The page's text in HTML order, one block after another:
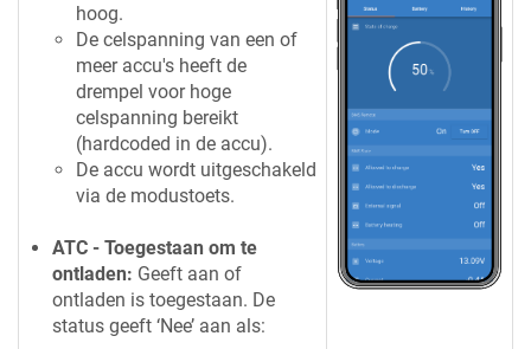
hoog.
De celspanning van een of
meer accu's heeft de
drempel voor hoge
celspanning bereikt
(hardcoded in de accu).
De accu wordt uitgeschakeld
via de modustoets.
ATC - Toegestaan om te
ontladen: Geeft aan of
ontladen is toegestaan. De
status geeft ‘Nee’ aan als: